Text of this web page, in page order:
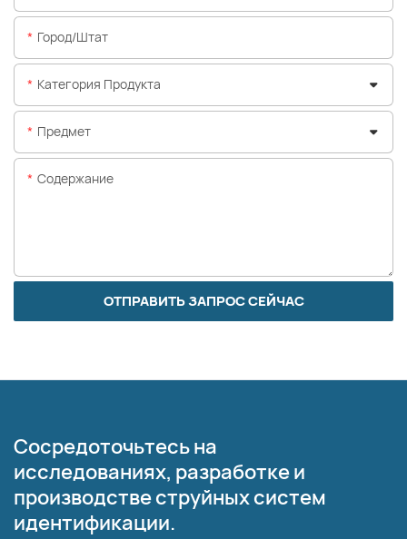
Город/штат
Категория Продукта
Предмет
Содержание
ОТПРАВИТЬ ЗАПРОС СЕЙЧАС
Сосредоточьтесь на
исследованиях, разработке и
производстве струйных систем
идентификации.